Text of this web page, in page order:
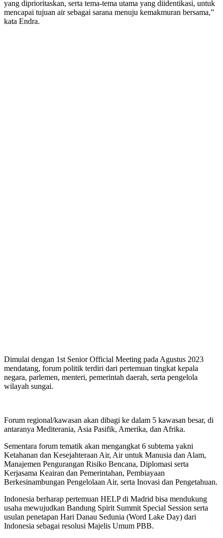
yang diprioritaskan, serta tema-tema utama yang diidentikasi, untuk
mencapai tujuan air sebagai sarana menuju kemakmuran bersama,”
kata Endra.
Dimulai dengan 1st Senior Official Meeting pada Agustus 2023
mendatang, forum politik terdiri dari pertemuan tingkat kepala
negara, parlemen, menteri, pemerintah daerah, serta pengelola
wilayah sungai.
Forum regional/kawasan akan dibagi ke dalam 5 kawasan besar, di
antaranya Mediterania, Asia Pasifik, Amerika, dan Afrika.
Sementara forum tematik akan mengangkat 6 subtema yakni
Ketahanan dan Kesejahteraan Air, Air untuk Manusia dan Alam,
Manajemen Pengurangan Risiko Bencana, Diplomasi serta
Kerjasama Keairan dan Pemerintahan, Pembiayaan
Berkesinambungan Pengelolaan Air, serta Inovasi dan Pengetahuan.
Indonesia berharap pertemuan HELP di Madrid bisa mendukung
usaha mewujudkan Bandung Spirit Summit Special Session serta
usulan penetapan Hari Danau Sedunia (Word Lake Day) dari
Indonesia sebagai resolusi Majelis Umum PBB.